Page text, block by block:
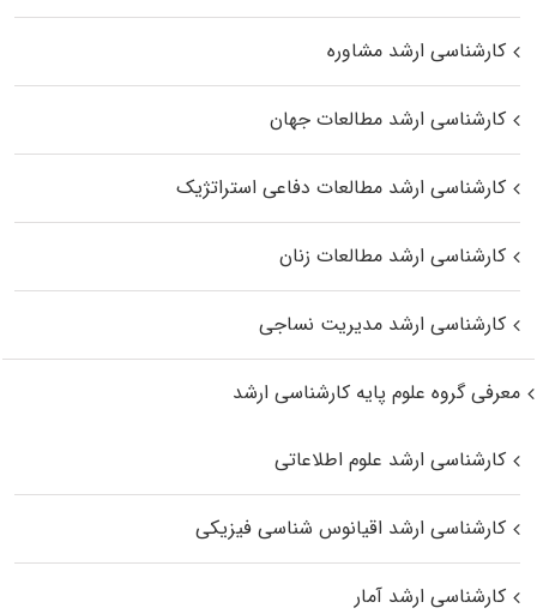
کارشناسی ارشد مشاوره
کارشناسی ارشد مطالعات جهان
کارشناسی ارشد مطالعات دفاعی استراتژیک
کارشناسی ارشد مطالعات زنان
کارشناسی ارشد مدیریت نساجی
معرفی گروه علوم پایه کارشناسی ارشد
کارشناسی ارشد علوم اطلاعاتی
کارشناسی ارشد اقیانوس‌ شناسی فیزیکی
کارشناسی ارشد آمار